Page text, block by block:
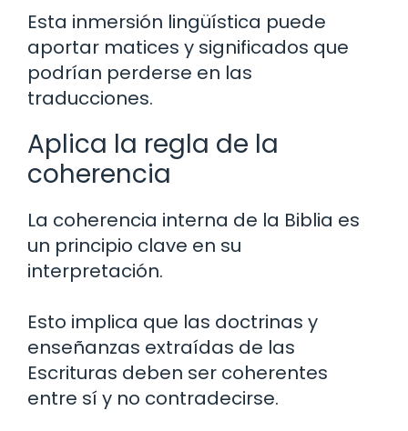
Esta inmersión lingüística puede
aportar matices y significados que
podrían perderse en las
traducciones.
Aplica la regla de la
coherencia
La coherencia interna de la Biblia es
un principio clave en su
interpretación.
Esto implica que las doctrinas y
enseñanzas extraídas de las
Escrituras deben ser coherentes
entre sí y no contradecirse.